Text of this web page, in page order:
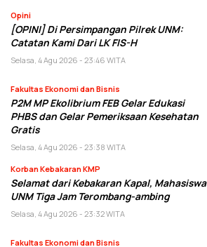
Opini
[OPINI] Di Persimpangan Pilrek UNM:
Catatan Kami Dari LK FIS-H
Selasa, 4 Agu 2026 - 23:46 WITA
Fakultas Ekonomi dan Bisnis
P2M MP Ekolibrium FEB Gelar Edukasi
PHBS dan Gelar Pemeriksaan Kesehatan
Gratis
Selasa, 4 Agu 2026 - 23:38 WITA
Korban Kebakaran KMP
Selamat dari Kebakaran Kapal, Mahasiswa
UNM Tiga Jam Terombang-ambing
Selasa, 4 Agu 2026 - 23:32 WITA
Fakultas Ekonomi dan Bisnis